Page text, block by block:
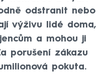
odstranit nebo
výživu lidé doma,
a mohou ji
porušení zákazu
pokuta.